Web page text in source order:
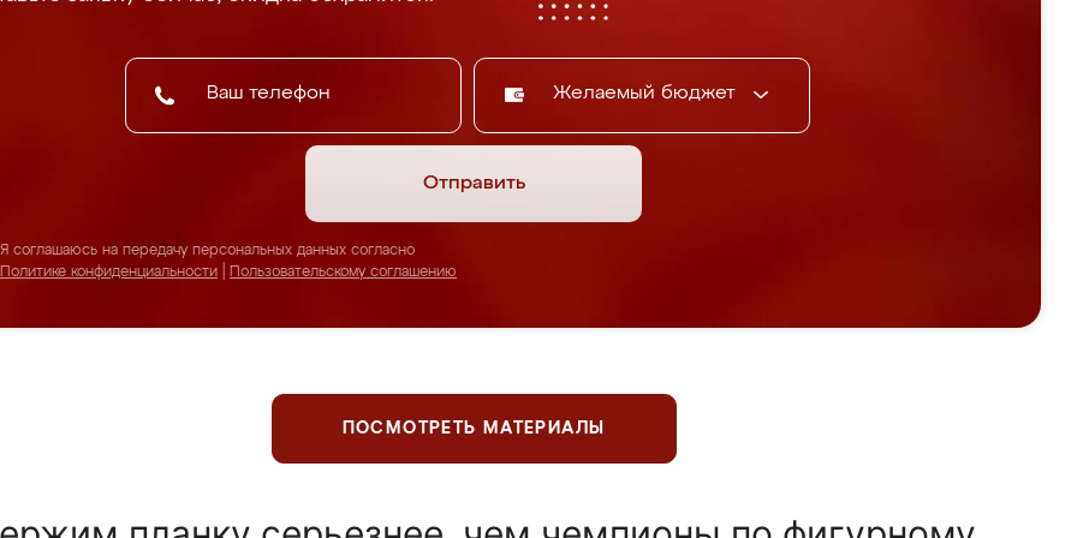
Желаемый бюджет
Отправить
Я соглашаюсь на передачу персональных данных согласно
Политике конфиденциальности
Пользовательскому соглашению
ПОСМОТРЕТЬ МАТЕРИАЛЫ